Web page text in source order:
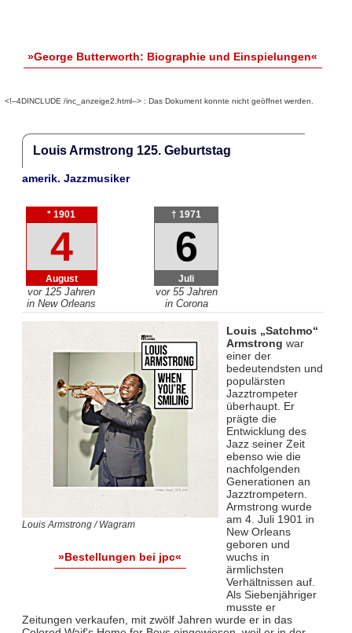
»George Butterworth: Biographie und Einspielungen«
<!--4DINCLUDE /inc_anzeige2.html--> : Das Dokument konnte nicht geöffnet werden.
Louis Armstrong 125. Geburtstag
amerik. Jazzmusiker
* 1901
4
August
vor 125 Jahren
in New Orleans
† 1971
6
Juli
vor 55 Jahren
in Corona
Louis Armstrong / Wagram
»Bestellungen bei jpc«
Louis „Satchmo“
Armstrong war
einer der
bedeutendsten und
populärsten
Jazztrompeter
überhaupt. Er
prägte die
Entwicklung des
Jazz seiner Zeit
ebenso wie die
nachfolgenden
Generationen an
Jazztrompetern.
Armstrong wurde
am 4. Juli 1901 in
New Orleans
geboren und
wuchs in
ärmlichsten
Verhältnissen auf.
Als Siebenjähriger
musste er
Zeitungen verkaufen, mit zwölf Jahren wurde er in das